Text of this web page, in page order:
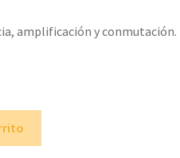
amplificación y conmutación.